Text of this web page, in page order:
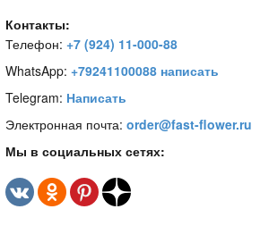
Контакты:
Телефон: +7 (924) 11-000-88
WhatsApp: +79241100088 написать
Telegram: Написать
Электронная почта: order@fast-flower.ru
Мы в социальных сетях: